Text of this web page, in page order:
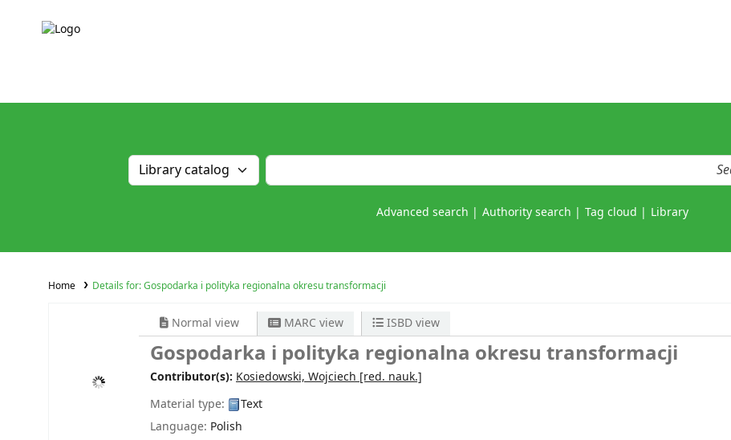
Advanced search Authority search Tag cloud Library
Home Details for:Gospodarka i polityka regionalna okresu transformacji
Normal view MARC view ISBD view
Gospodarka i polityka regionalna okresu transformacji
Contributor(s): Kosiedowski, Wojciech [red. nauk.]
Material type:
Text
Language: Polish